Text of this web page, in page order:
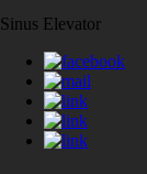
Sinus Elevator